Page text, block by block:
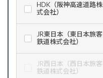
HDK（阪神高速道路株
式会社）
JR東日本（東日本旅客
鉄道株式会社）
JR西日本（西日本旅客
鉄道株式会社）